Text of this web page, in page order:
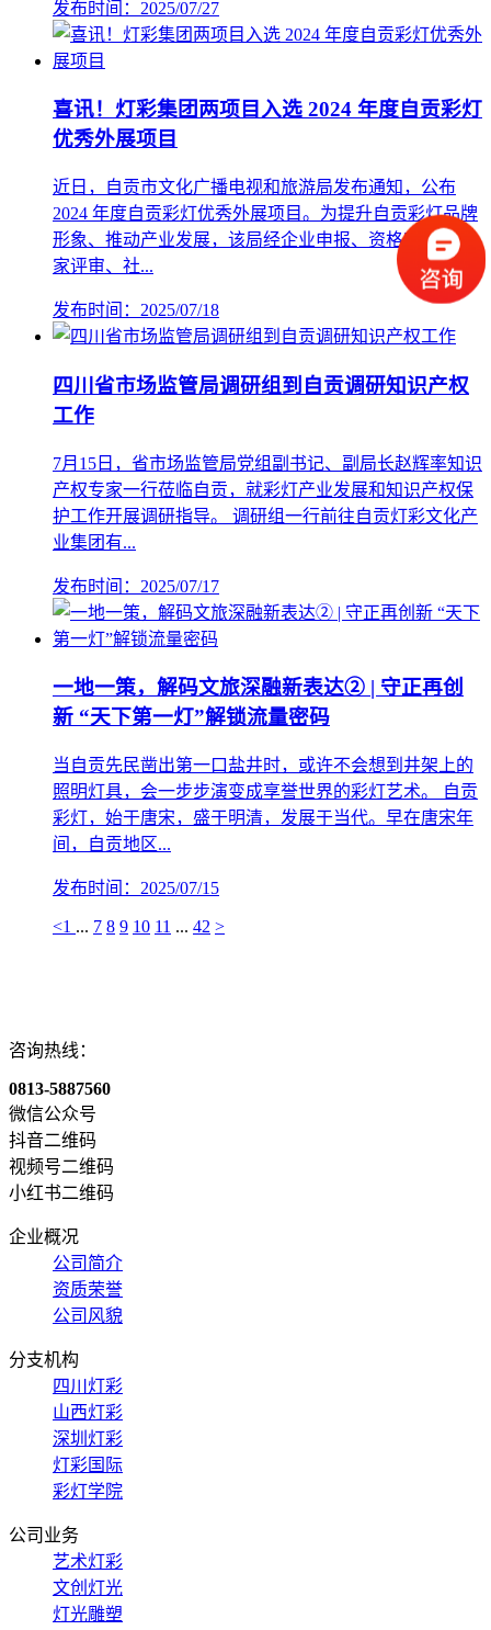
发布时间：2025/07/27
喜讯！灯彩集团两项目入选 2024 年度自贡彩灯
优秀外展项目
近日，自贡市文化广播电视和旅游局发布通知，公布
2024 年度自贡彩灯优秀外展项目。为提升自贡彩灯品牌
形象、推动产业发展，该局经企业申报、资格审查、专
家评审、社...
发布时间：2025/07/18
四川省市场监管局调研组到自贡调研知识产权
工作
7月15日，省市场监管局党组副书记、副局长赵辉率知识
产权专家一行莅临自贡，就彩灯产业发展和知识产权保
护工作开展调研指导。 调研组一行前往自贡灯彩文化产
业集团有...
发布时间：2025/07/17
一地一策，解码文旅深融新表达② | 守正再创
新 “天下第一灯”解锁流量密码
当自贡先民凿出第一口盐井时，或许不会想到井架上的
照明灯具，会一步步演变成享誉世界的彩灯艺术。 自贡
彩灯，始于唐宋，盛于明清，发展于当代。早在唐宋年
间，自贡地区...
发布时间：2025/07/15
<1 ... 7 8 9 10 11 ... 42 >
咨询热线：
0813-5887560
微信公众号
抖音二维码
视频号二维码
小红书二维码
企业概况
公司简介
资质荣誉
公司风貌
分支机构
四川灯彩
山西灯彩
深圳灯彩
灯彩国际
彩灯学院
公司业务
艺术灯彩
文创灯光
灯光雕塑